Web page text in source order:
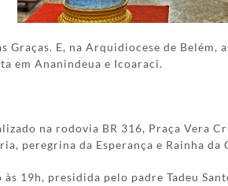
E, na Arquidiocese de
em Ananindeua e Icoaraci.
na rodovia BR 316, Praça Vera
peregrina da Esperança e Rainha da
19h, presidida pelo padre Tadeu